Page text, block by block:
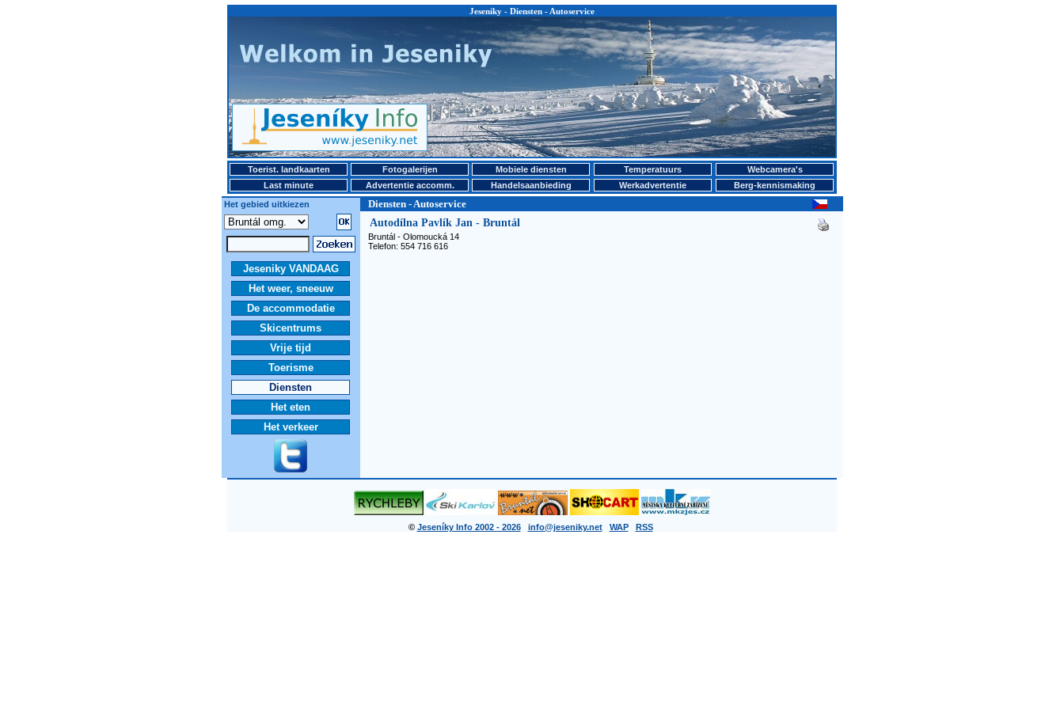
Jeseniky - Diensten - Autoservice
Toerist. landkaarten Fotogalerijen Mobiele diensten Temperatuurs
Webcamera's
Last minute
Advertentie accomm. Handelsaanbieding Werkadvertentie
Berg-kennismaking
Het gebied uitkiezen
Diensten - Autoservice
Jeseniky VANDAAG
Het weer, sneeuw
De accommodatie
Skicentrums
Vrije tijd
Toerisme
Diensten
Het eten
Het verkeer
Autodílna Pavlík Jan - Bruntál
Bruntál - Olomoucká 14
Telefon: 554 716 616
© Jeseníky Info 2002 - 2026 info@jeseniky.net WAP RSS